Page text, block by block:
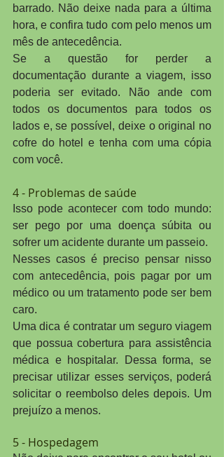
barrado. Não deixe nada para a última
hora, e confira tudo com pelo menos um
mês de antecedência.
Se a questão for perder a
documentação durante a viagem, isso
poderia ser evitado. Não ande com
todos os documentos para todos os
lados e, se possível, deixe o original no
cofre do hotel e tenha com uma cópia
com você.
4 - Problemas de saúde
Isso pode acontecer com todo mundo:
ser pego por uma doença súbita ou
sofrer um acidente durante um passeio.
Nesses casos é preciso pensar nisso
com antecedência, pois pagar por um
médico ou um tratamento pode ser bem
caro.
Uma dica é contratar um seguro viagem
que possua cobertura para assistência
médica e hospitalar. Dessa forma, se
precisar utilizar esses serviços, poderá
solicitar o reembolso deles depois. Um
prejuízo a menos.
5 - Hospedagem